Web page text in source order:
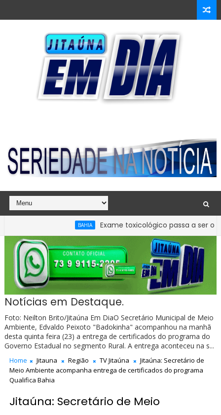
Exame toxicológico passa a ser
Notícias em Destaque.
Foto: Neilton Brito/Jitaúna Em DiaO Secretário Municipal de Meio
Ambiente, Edvaldo Peixoto "Badokinha" acompanhou na manhã
desta quinta feira (23) a entrega de certificados do programa do
Governo Estadual no segmento Rural. A entrega aconteceu na s...
Home Jitauna Região TV Jitaúna
Jitaúna: Secretário de
Meio Ambiente acompanha entrega de certificados do programa
Qualifica Bahia
Jitaúna: Secretário de Meio